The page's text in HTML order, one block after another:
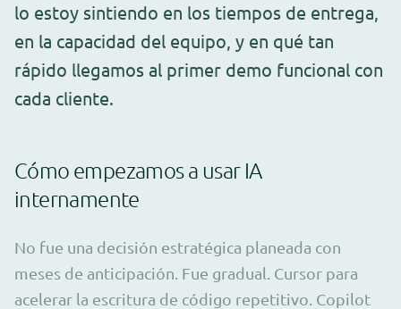
lo estoy sintiendo en los tiempos de entrega,
en la capacidad del equipo, y en qué tan
rápido llegamos al primer demo funcional con
cada cliente.
Cómo empezamos a usar IA
internamente
No fue una decisión estratégica planeada con
meses de anticipación. Fue gradual. Cursor para
acelerar la escritura de código repetitivo. Copilot